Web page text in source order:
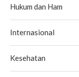
Hukum dan Ham
Internasional
Kesehatan